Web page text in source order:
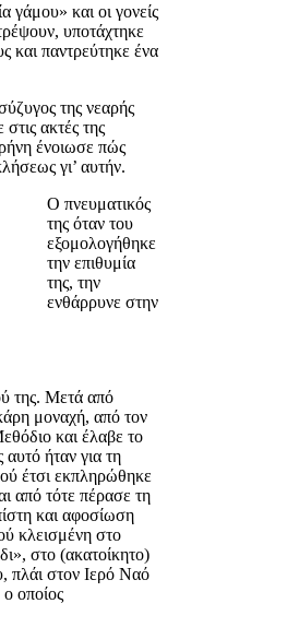
γάμου» και οι γονείς
υποτάχτηκε
και παντρεύτηκε ένα
της νεαρής
ακτές της
ένοιωσε πώς
γι’ αυτήν.
Ο πνευματικός
της όταν του
εξομολογήθηκε
την επιθυμία
της, την
ενθάρρυνε στην
της. Μετά από
μοναχή, από τον
και έλαβε το
ήταν για τη
έτσι εκπληρώθηκε
από τότε πέρασε τη
και αφοσίωση
κλεισμένη στο
στο (ακατοίκητο)
στον Ιερό Ναό
οποίος